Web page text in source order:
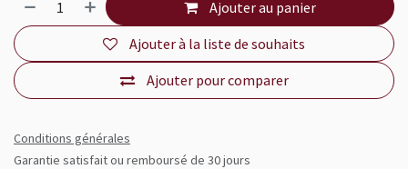
Ajouter au panier
Ajouter pour comparer
Ajouter à la liste de souhaits
Conditions générales
Garantie satisfait ou remboursé de 30 jours